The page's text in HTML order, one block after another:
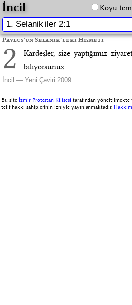
İncil Koyu
Pavlus’un Selanik’teki Hizmeti
2
Kardeşler, size yaptığımız
biliyorsunuz.
İncil — Yeni Çeviri 2009
Bu site İzmir Protestan Kilisesi tarafından yöneltilmekte
telif hakkı sahiplerinin izniyle yayınlanmaktadır.